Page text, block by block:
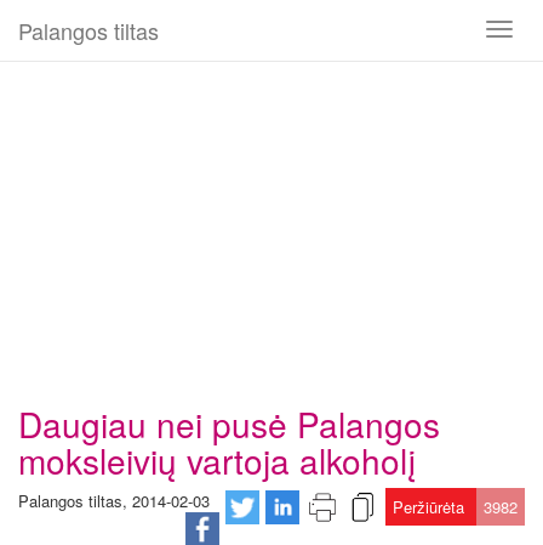
Toggle
Palangos tiltas
Daugiau nei pusė Palangos
moksleivių vartoja alkoholį
Palangos tiltas, 2014-02-03 Peržiūrėta 3982